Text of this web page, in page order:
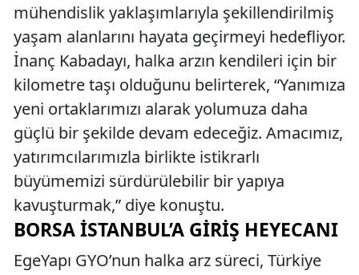
mühendislik yaklaşımlarıyla şekillendirilmiş
yaşam alanlarını hayata geçirmeyi hedefliyor.
İnanç Kabadayı, halka arzın kendileri için bir
kilometre taşı olduğunu belirterek, “Yanımıza
yeni ortaklarımızı alarak yolumuza daha
güçlü bir şekilde devam edeceğiz. Amacımız,
yatırımcılarımızla birlikte istikrarlı
büyümemizi sürdürülebilir bir yapıya
kavuşturmak,” diye konuştu.
BORSA İSTANBUL’A GIRIŞ HEYECANI
EgeYapı GYO’nun halka arz süreci, Türkiye